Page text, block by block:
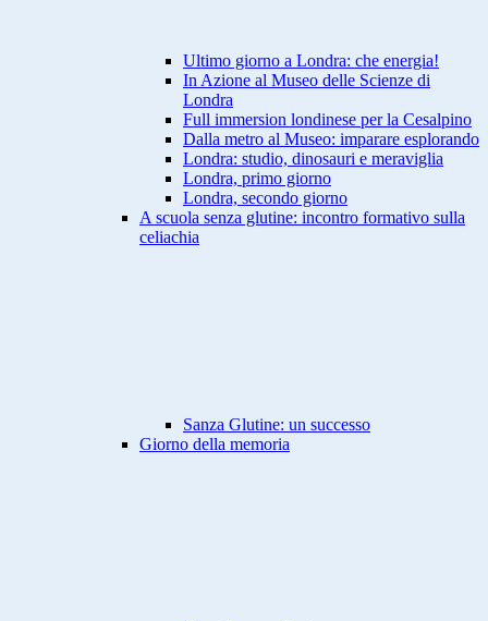
Ultimo giorno a Londra: che energia!
In Azione al Museo delle Scienze di
Londra
Full immersion londinese per la Cesalpino
Dalla metro al Museo: imparare esplorando
Londra: studio, dinosauri e meraviglia
Londra, primo giorno
Londra, secondo giorno
A scuola senza glutine: incontro formativo sulla
celiachia
Sanza Glutine: un successo
Giorno della memoria